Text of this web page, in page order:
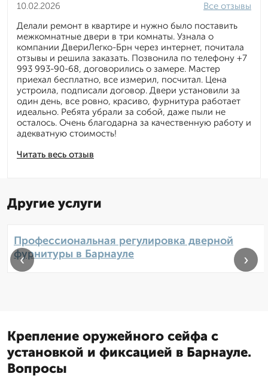
10.02.2026
Читать весь отзыв
Все отзывы
Делали ремонт в квартире и нужно было поставить
межкомнатные двери в три комнаты. Узнала о
компании ДвериЛегко-Брн через интернет, почитала
отзывы и решила заказать. Позвонила по телефону +7
993 993-90-68, договорились о замере. Мастер
приехал бесплатно, все измерил, посчитал. Цена
устроила, подписали договор. Двери установили за
один день, все ровно, красиво, фурнитура работает
идеально. Ребята убрали за собой, даже пыли не
осталось. Очень благодарна за качественную работу и
адекватную стоимость!
Другие услуги
Профессиональная регулировка дверной
фурнитуры в Барнауле
‹ ›
Крепление оружейного сейфа с
установкой и фиксацией в Барнауле.
Вопросы